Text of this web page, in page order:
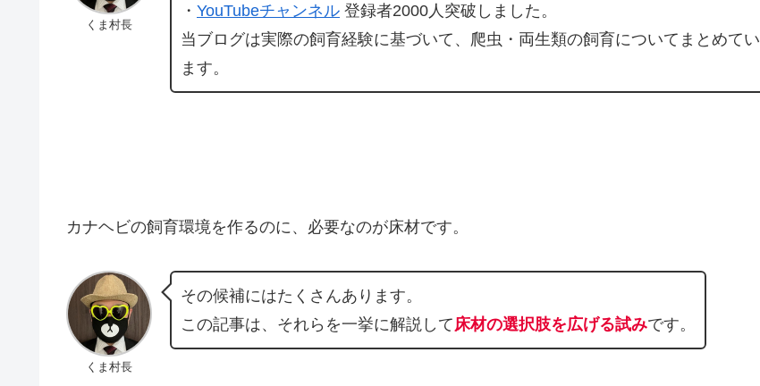
くま村長
・ YouTubeチャンネル 登録者2000人突破しました。
当ブログは実際の飼育経験に基づいて、爬虫・両生類の飼育についてまとめてい
ます。
カナヘビの飼育環境を作るのに、必要なのが床材です。
くま村長
その候補にはたくさんあります。
この記事は、それらを一挙に解説して 床材の選択肢を広げる試みです。